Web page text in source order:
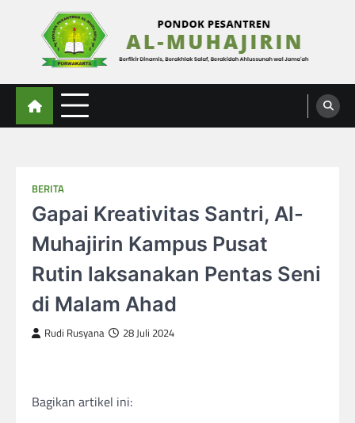
Al-Muhajirin
Berpikir Dinamis – Berakhlak Salaf – Berakidah Ahlussunah wal Jamaah
BERITA
Gapai Kreativitas Santri, Al-
Muhajirin Kampus Pusat
Rutin laksanakan Pentas Seni
di Malam Ahad
Rudi Rusyana 28 Juli 2024
Bagikan artikel ini: